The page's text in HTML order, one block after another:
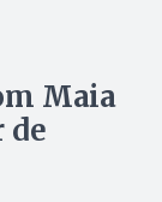
Maia
de